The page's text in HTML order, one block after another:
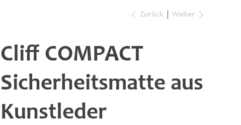
Zurück Weiter
Cliff COMPACT
Sicherheitsmatte aus
Kunstleder